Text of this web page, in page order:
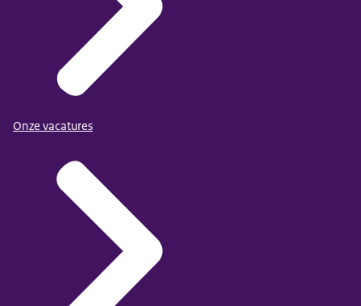
Onze vacatures